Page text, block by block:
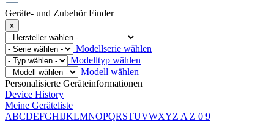
Geräte- und Zubehör Finder
x
Modellserie wählen
Modelltyp wählen
Modell wählen
Personalisierte Geräteinformationen
Device History
Meine Geräteliste
ABCDEFGHIJKLMNOPQRSTUVWXYZ A Z 0 9